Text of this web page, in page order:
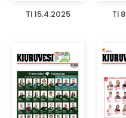
TI 15.4.2025 TI